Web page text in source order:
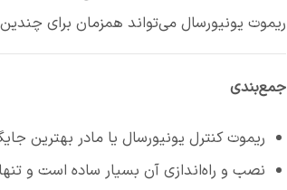
ریموت یونیورسال می‌تواند همزمان برای
جمع‌بندی
ریموت کنترل یونیورسال یا مادر بهترین
نصب و راه‌اندازی آن بسیار ساده است و